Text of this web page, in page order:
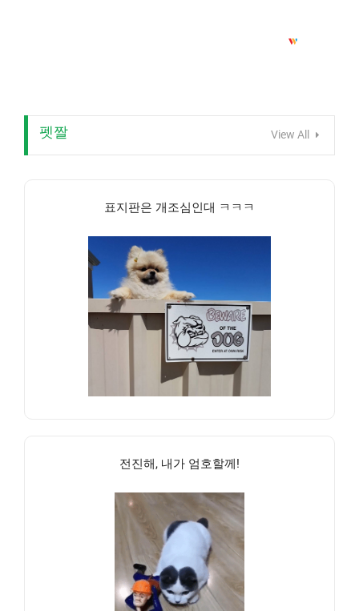
펫짤 View All
표지판은 개조심인대 ㅋㅋㅋ
전진해, 내가 엄호할께!